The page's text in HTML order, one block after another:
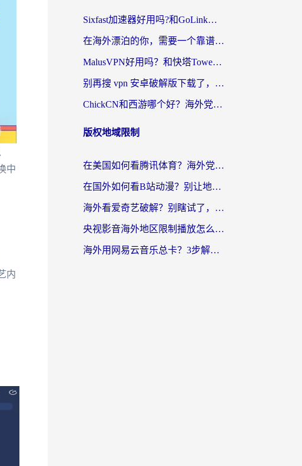
中
内
Sixfast加速器好用吗?和GoLink加速器对比哪个回国效果更好?海外党亲测实用指南
在海外漂泊的你，需要一个靠谱的“回国机场”
MalusVPN好用吗？和快塔TowerFastVPN对比哪个回国效果更好？海外党亲测实用指南
别再搜 vpn 安卓破解版下载了，海外党回国上网的正确姿势在这里
ChickCN和西游哪个好？海外党2026亲测回国加速器选择指南（附expressvpn中国对比）
版权地域限制
在美国如何看腾讯体育？海外党解锁NBA欧洲杯直播的终极攻略
在国外如何看B站动漫？别让地区限制打断你的追番节奏
海外看爱奇艺破解？别瞎试了，这才是留学生华人追剧看球的正确打开方式
央视影音海外地区限制播放怎么办？海外党亲测有效的回国加速指南
海外用网易云音乐总卡？3步解决版权限制+卡顿，还能听喜马拉雅！